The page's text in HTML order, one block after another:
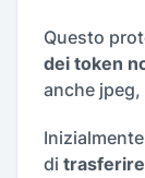
Questo
dei token
anche
di